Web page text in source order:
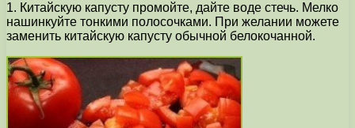
1. Китайскую капусту промойте, дайте воде стечь. Мелко
нашинкуйте тонкими полосочками. При желании можете
заменить китайскую капусту обычной белокочанной.